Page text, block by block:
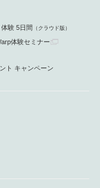
験 5日間 （クラウド版）
体験セミナー
ト キャンペーン